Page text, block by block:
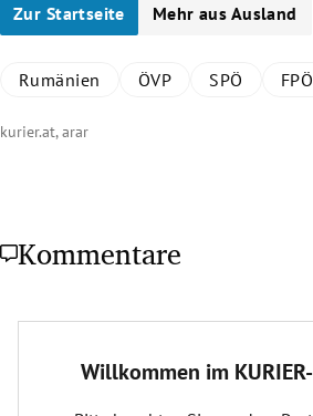
Zur Startseite Mehr aus Ausland
Rumänien ÖVP SPÖ FPÖ
kurier.at, arar
Kommentare